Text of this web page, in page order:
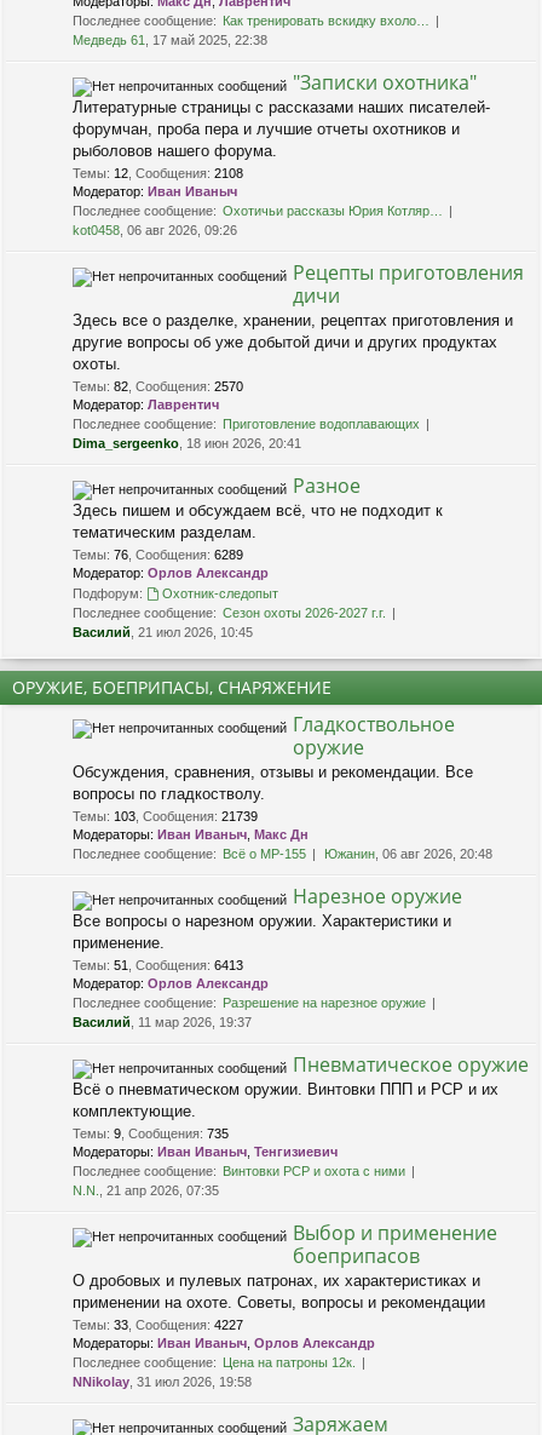
Последнее сообщение: Как тренировать вскидку вхоло…
Медведь 61
, 17 май 2025, 22:38
"Записки охотника"
Литературные страницы с рассказами наших писателей-
форумчан, проба пера и лучшие отчеты охотников и
рыболовов нашего форума.
Темы: 12 Сообщения: 2108
Модератор: Иван Иваныч
Последнее сообщение: Охотичьи рассказы Юрия Котляр…
kot0458 , 06 авг 2026, 09:26
Рецепты приготовления
дичи
Здесь все о разделке, хранении, рецептах приготовления и
другие вопросы об уже добытой дичи и других продуктах
охоты.
Темы: 82 Сообщения: 2570
Модератор: Лаврентич
Последнее сообщение: Приготовление водоплавающих
Dima_sergeenko , 18 июн 2026, 20:41
Разное
Здесь пишем и обсуждаем всё, что не подходит к
тематическим разделам.
Темы: 76 Сообщения: 6289
Модератор: Орлов Александр
Подфорум:
Охотник-следопыт
Последнее сообщение: Сезон охоты 2026-2027 г.г.
Василий , 21 июл 2026, 10:45
ОРУЖИЕ, БОЕПРИПАСЫ, СНАРЯЖЕНИЕ
Гладкоствольное
оружие
Обсуждения, сравнения, отзывы и рекомендации. Все
вопросы по гладкостволу.
Темы: 103 Сообщения: 21739
Модераторы: Иван Иваныч Макс Дн
Последнее сообщение: Всё о МР-155 Южанин , 06 авг 2026, 20:48
Нарезное оружие
Все вопросы о нарезном оружии. Характеристики и
применение.
Темы: 51 Сообщения: 6413
Модератор: Орлов Александр
Последнее сообщение: Разрешение на нарезное оружие
Василий , 11 мар 2026, 19:37
Пневматическое оружие
Всё о пневматическом оружии. Винтовки ППП и PCP и их
комплектующие.
Темы: 9 Сообщения: 735
Модераторы: Иван Иваныч Тенгизиевич
Последнее сообщение: Винтовки РСР и охота с ними
N.N.
, 21 апр 2026, 07:35
Выбор и применение
боеприпасов
О дробовых и пулевых патронах, их характеристиках и
применении на охоте. Советы, вопросы и рекомендации
Темы: 33 Сообщения: 4227
Модераторы: Иван Иваныч Орлов Александр
Последнее сообщение: Цена на патроны 12к.
NNikolay , 31 июл 2026, 19:58
Заряжаем